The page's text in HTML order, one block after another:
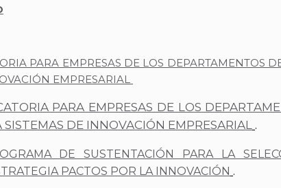
PARA EMPRESAS DE LOS DEPARTAMENTOS
EMPRESARIAL
PARA EMPRESAS DE LOS
DE INNOVACIÓN EMPRESARIAL .
DE SUSTENTACIÓN PARA LA
PACTOS POR LA INNOVACIÓN .